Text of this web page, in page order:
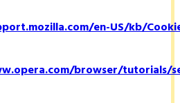
en-US/kb/
browser/tutorials/